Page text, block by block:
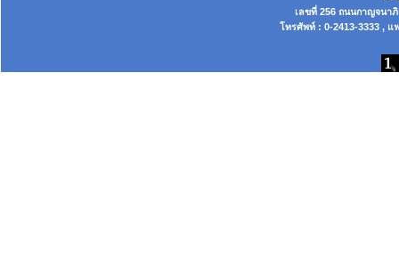
เลขที่ 256 ถนนกาญจนาภิ
โทรศัพท์ : 0-2413-3333 , แ